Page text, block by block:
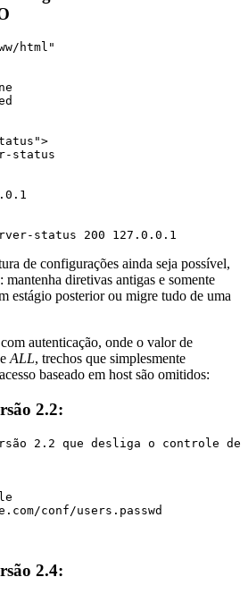
html"
status
status 200 127.0.0.1
de configurações ainda seja possível,
mantenha diretivas antigas e somente
estágio posterior ou migre tudo de uma
autenticação, onde o valor de
ALL, trechos que simplesmente
baseado em host são omitidos:
2.2:
2.2 que desliga o controle de
conf/users.passwd
2.4: